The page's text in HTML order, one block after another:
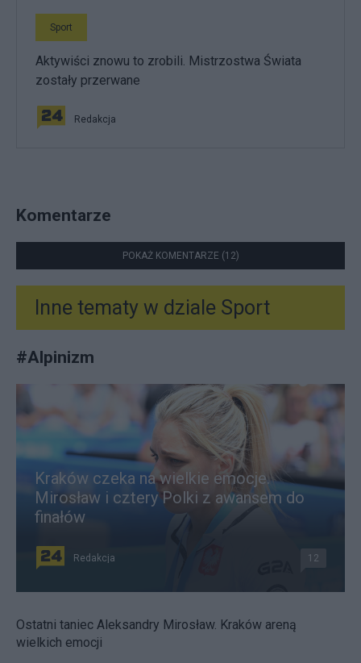
Sport
Aktywiści znowu to zrobili. Mistrzostwa Świata
zostały przerwane
Redakcja
Komentarze
POKAŻ KOMENTARZE (12)
Inne tematy w dziale Sport
#Alpinizm
Kraków czeka na wielkie emocje.
Mirosław i cztery Polki z awansem do
finałów
Redakcja 12
Ostatni taniec Aleksandry Mirosław. Kraków areną
wielkich emocji